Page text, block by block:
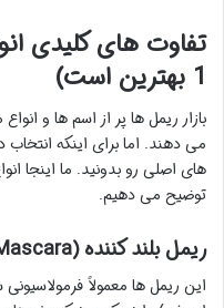
1 بهترین است)
بازار ریمل ها پر از اسم ها و
می دهند. اما برای اینکه
های اصلی رو بدونید. ما اینجا
توضیح می دهیم.
ریمل بلند کننده (Lengthening Mascara)
این ریمل ها معمولاً